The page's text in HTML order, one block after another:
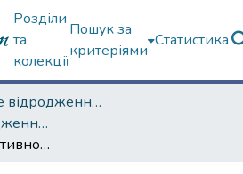
Розділи
та
колекції
Пошук за
критеріями
Статистика
Українське відродження (Третій Харків)
Українське відродження (Третій Харків) – Харків у 1919–1934 рр.
Проект адміністративного центру і схема забудови житлового сектору навколо площі Дзержинського в Харкові